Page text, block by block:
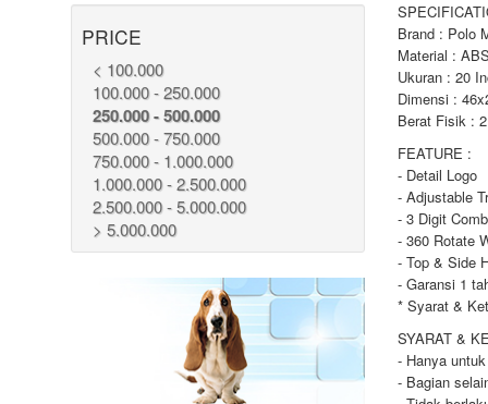
PRICE
< 100.000
100.000 - 250.000
250.000 - 500.000
500.000 - 750.000
750.000 - 1.000.000
1.000.000 - 2.500.000
2.500.000 - 5.000.000
> 5.000.000
Brand : Polo
Material :
Ukuran : 20
Dimensi :
Berat Fisik :
FEATURE :
- Detail Logo
- Adjustable
- 3 Digit
- 360 Rotate
- Top & Side
- Garansi 1
* Syarat &
SYARAT &
- Hanya
- Bagian